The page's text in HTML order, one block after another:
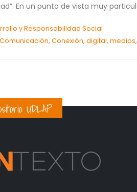
En un punto de vista muy
y Responsabilidad Social
Comunicación, Conexión, digital, medios,
UDLAP